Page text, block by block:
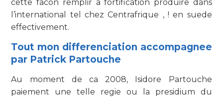
cette facon remplir a fortification produire dans
l’international tel chez Centrafrique , ! en suede
effectivement.
Tout mon differenciation accompagnee
par Patrick Partouche
Au moment de ca 2008, Isidore Partouche
paiement une telle regie ou la presidium du